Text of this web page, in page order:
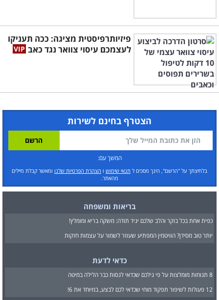
פיזיותרפיסטית מציגה: ככה תעניקו
לעצמכם עיסוי צוואר נגד כאב
הצטרף בחינם לשירות
המשך עם:
בלחיצתך על "הרשם", הינך מסכים ל תנאי שימוש ו הצהרת הפרטיות שלנו ומאשר קבלת מיילים
מהאתר.
בריאות ומשפחה
כפית אחת בכל בוקר והלב שלכם יגיד תודה: משקה בריא ומומלץ!
יותר טוב מסידן? הוויטמין המפתיע שעוזר לשמור על עצמות חזקות
כדאי לדעת
8 תנוחות מומלצות על פי גילכם שכדאי לנסות כבר הלילה במיטה
12 פעולות לשיפור תפקוד מוחי שכדאי לכם לבצע, במיוחד את 6!